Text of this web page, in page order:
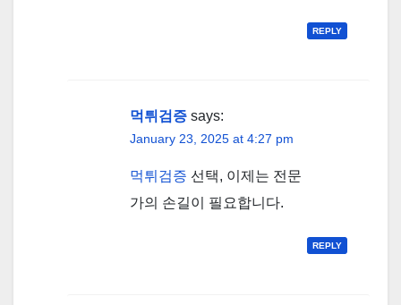
REPLY
먹튀검증 says:
January 23, 2025 at 4:27 pm
먹튀검증 선택, 이제는 전문
가의 손길이 필요합니다.
REPLY